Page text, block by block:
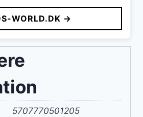
kr..
pris
er:
175 kr..
WORLD.DK →
5707770501205